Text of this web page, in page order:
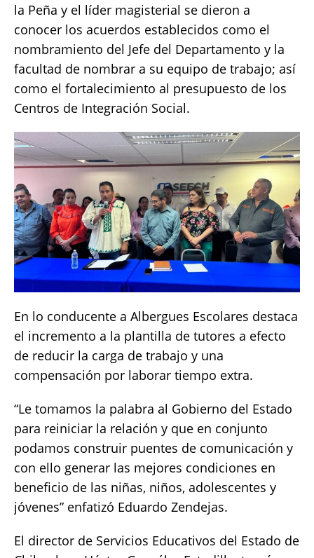
la Peña y el líder magisterial se dieron a
conocer los acuerdos establecidos como el
nombramiento del Jefe del Departamento y la
facultad de nombrar a su equipo de trabajo; así
como el fortalecimiento al presupuesto de los
Centros de Integración Social.
En lo conducente a Albergues Escolares destaca
el incremento a la plantilla de tutores a efecto
de reducir la carga de trabajo y una
compensación por laborar tiempo extra.
“Le tomamos la palabra al Gobierno del Estado
para reiniciar la relación y que en conjunto
podamos construir puentes de comunicación y
con ello generar las mejores condiciones en
beneficio de las niñas, niños, adolescentes y
jóvenes” enfatizó Eduardo Zendejas.
El director de Servicios Educativos del Estado de